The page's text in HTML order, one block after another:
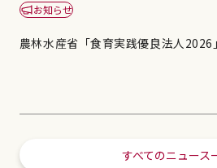
お知らせ
農林水産省「食育実践優良法人2026
すべてのニュース